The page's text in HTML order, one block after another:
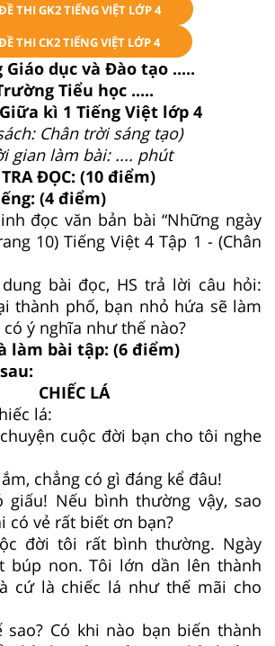
THI GK2 TIẾNG VIỆT LỚP 4
THI CK2 TIẾNG VIỆT LỚP 4
Giáo dục và Đào tạo .....
Tiểu học .....
kì 1 Tiếng Việt lớp 4
Chân trời sáng tạo)
gian làm bài: .... phút
ĐỌC: (10 điểm)
(4 điểm)
đọc văn bản bài “Những ngày
10) Tiếng Việt 4 Tập 1 - (Chân
bài đọc, HS trả lời câu hỏi:
thành phố, bạn nhỏ hứa sẽ làm
có ý nghĩa như thế nào?
làm bài tập: (6 điểm)
CHIẾC LÁ
lá:
cuộc đời bạn cho tôi nghe
chẳng có gì đáng kể đâu!
giấu! Nếu bình thường vậy, sao
có vẻ rất biết ơn bạn?
đời tôi rất bình thường. Ngày
búp non. Tôi lớn dần lên thành
cứ là chiếc lá như thế mãi cho
sao? Có khi nào bạn biến thành